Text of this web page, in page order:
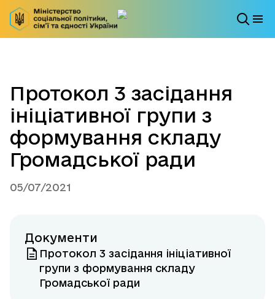
Протокол 3 засідання
ініціативної групи з
формування складу
Громадської ради
05/07/2021
Документи
Протокол 3 засідання ініціативної
групи з формування складу
Громадської ради